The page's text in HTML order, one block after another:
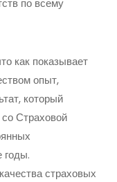
по всему
как показывает
опыт,
который
Страховой
годы.
страховых